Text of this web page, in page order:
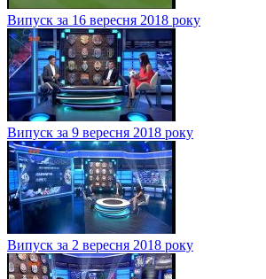
Випуск за 16 вересня 2018 року
Випуск за 9 вересня 2018 року
Випуск за 2 вересня 2018 року